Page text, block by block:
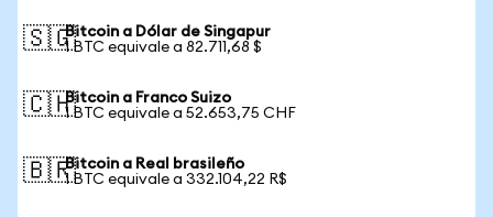
🇸🇬Bitcoin a Dólar de Singapur
1 BTC equivale a 82.711,68 $
🇨🇭Bitcoin a Franco Suizo
1 BTC equivale a 52.653,75 CHF
🇧🇷Bitcoin a Real brasileño
1 BTC equivale a 332.104,22 R$